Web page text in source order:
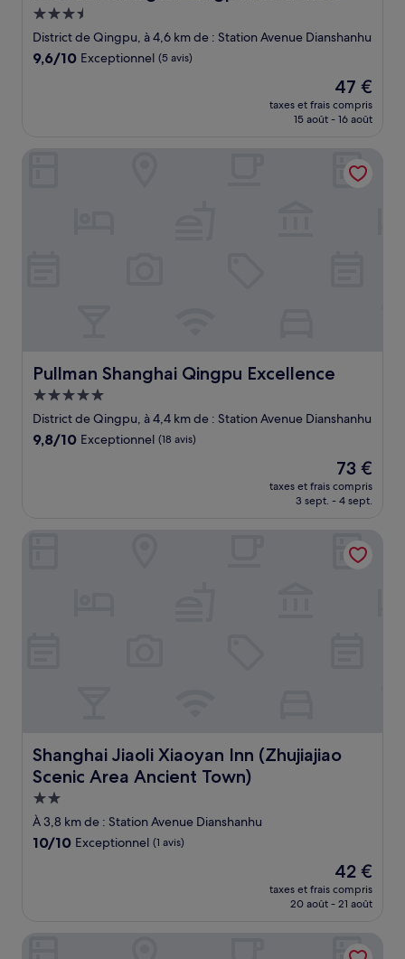
Hébergement
3.5 étoiles
District de Qingpu, à 4,6 km de : Station Avenue Dianshanhu
9.6
9,6/10 Exceptionnel (5 avis)
Le
nouveau
prix
de
47 €
47 €
taxes et frais compris
15 août - 16 août
Pullman Shanghai Qingpu Excellence
Pullman Shanghai Qingpu Excellence
Hébergement
5.0 étoiles
District de Qingpu, à 4,4 km de : Station Avenue Dianshanhu
9.8
9,8/10 Exceptionnel (18 avis)
Le
nouveau
prix
de
73 €
73 €
taxes et frais compris
3 sept. - 4 sept.
Shanghai Jiaoli Xiaoyan Inn (Zhujiajiao
Scenic Area Ancient Town)
Shanghai Jiaoli Xiaoyan Inn (Zhujiajiao Scenic Area
Hébergement
2.0 étoiles
À 3,8 km de : Station Avenue Dianshanhu
10.0
10/10 Exceptionnel (1 avis)
Le
nouveau
prix
de
42 €
42 €
taxes et frais compris
20 août - 21 août
Shanghai Jiaoli Xiaoyan Inn (Zhujiajiao Scenic Area